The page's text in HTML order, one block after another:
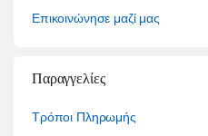
Επικοινώνησε μαζί μας
Παραγγελίες
Τρόποι Πληρωμής